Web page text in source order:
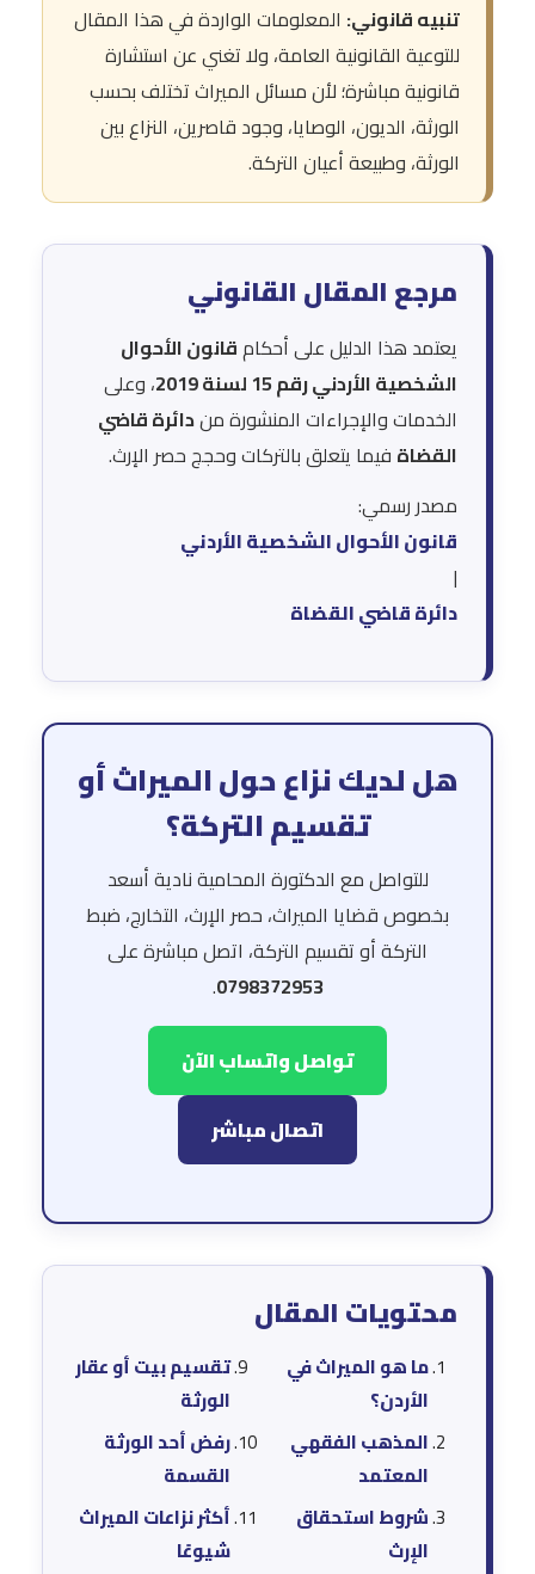
تنبيه قانوني: المعلومات الواردة في هذا المقال
للتوعية القانونية العامة، ولا تغني عن استشارة
قانونية مباشرة؛ لأن مسائل الميراث تختلف بحسب
الورثة، الديون، الوصايا، وجود قاصرين، النزاع بين
الورثة، وطبيعة أعيان التركة.
مرجع المقال القانوني
يعتمد هذا الدليل على أحكامقانون الأحوال
الشخصية الأردني رقم 15 لسنة 2019
، وعلى
الخدمات والإجراءات المنشورة مندائرة قاضي
القضاة فيما يتعلق بالتركات وحجج حصر الإرث.
مصدر رسمي:
قانون الأحوال الشخصية الأردني
|
دائرة قاضي القضاة
هل لديك نزاع حول الميراث أو
تقسيم التركة؟
للتواصل مع الدكتورة المحامية نادية أسعد
بخصوص قضايا الميراث، حصر الإرث، التخارج، ضبط
التركة أو تقسيم التركة، اتصل مباشرة على
0798372953
.
تواصل واتساب الآن
اتصال مباشر
محتويات المقال
ما هو الميراث في
الأردن؟
المذهب الفقهي
المعتمد
شروط استحقاق
الإرث
تقسيم بيت أو عقار
الورثة
رفض أحد الورثة
القسمة
أكثر نزاعات الميراث
شيوعًا